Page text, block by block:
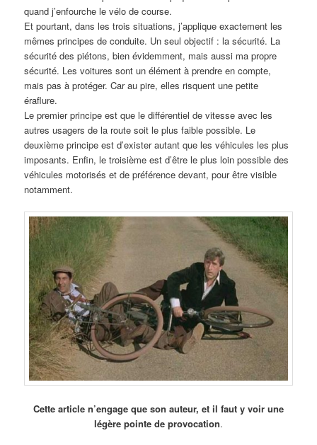
quand j’enfourche le vélo de course.
Et pourtant, dans les trois situations, j’applique exactement les
mêmes principes de conduite. Un seul objectif : la sécurité. La
sécurité des piétons, bien évidemment, mais aussi ma propre
sécurité. Les voitures sont un élément à prendre en compte,
mais pas à protéger. Car au pire, elles risquent une petite
éraflure.
Le premier principe est que le différentiel de vitesse avec les
autres usagers de la route soit le plus faible possible. Le
deuxième principe est d’exister autant que les véhicules les plus
imposants. Enfin, le troisième est d’être le plus loin possible des
véhicules motorisés et de préférence devant, pour être visible
notamment.
Cette article n’engage que son auteur, et il faut y voir une
légère pointe de provocation.